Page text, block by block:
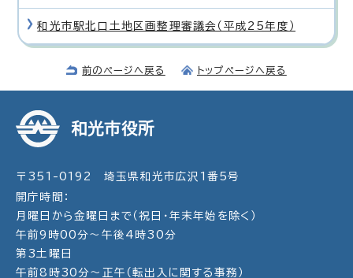
和光市駅北口土地区画整理審議会（平成25年度）
前のページへ戻る トップページへ戻る
和光市役所
〒351-0192 埼玉県和光市広沢1番5号
開庁時間：
月曜日から金曜日まで（祝日・年末年始を除く）
午前9時00分～午後4時30分
第3土曜日
午前8時30分～正午（転出入に関する事務）